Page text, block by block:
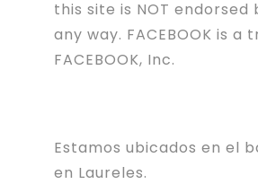
this site is NOT endorsed
any way. FACEBOOK is a
FACEBOOK, Inc.
Estamos ubicados en el
en Laureles.